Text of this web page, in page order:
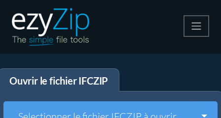
Décompresser
Ouvrir le fichier IFCZIP